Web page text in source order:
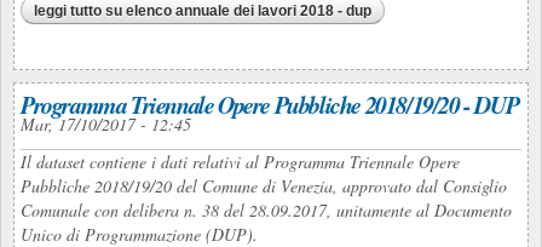
leggi tutto su elenco annuale dei lavori 2018 - dup
Programma Triennale Opere Pubbliche 2018/19/20 - DUP
Mar, 17/10/2017 - 12:45
Il dataset contiene i dati relativi al Programma Triennale Opere
Pubbliche 2018/19/20 del Comune di Venezia, approvato dal Consiglio
Comunale con delibera n. 38 del 28.09.2017, unitamente al Documento
Unico di Programmazione (DUP).